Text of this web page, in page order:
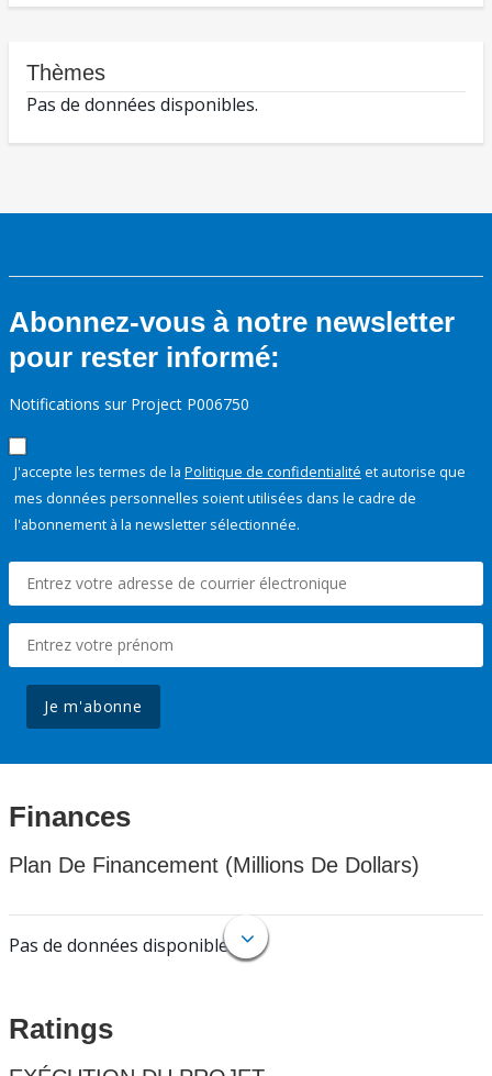
Thèmes
Pas de données disponibles.
Abonnez-vous à notre newsletter
pour rester informé:
Notifications sur Project P006750
J'accepte les termes de la Politique de confidentialité et autorise que
mes données personnelles soient utilisées dans le cadre de
l'abonnement à la newsletter sélectionnée.
Je m'abonne
Finances
Plan De Financement (Millions De Dollars)
Pas de données disponibles.
Ratings